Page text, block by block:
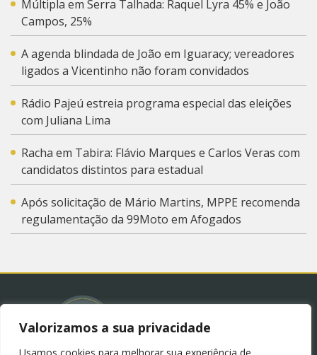
Valorizamos a sua privacidade
Múltipla em Serra Talhada: Raquel Lyra 45% e João
Campos, 25%
A agenda blindada de João em Iguaracy; vereadores
ligados a Vicentinho não foram convidados
Rádio Pajeú estreia programa especial das eleições
com Juliana Lima
Racha em Tabira: Flávio Marques e Carlos Veras com
candidatos distintos para estadual
Após solicitação de Mário Martins, MPPE recomenda
regulamentação da 99Moto em Afogados